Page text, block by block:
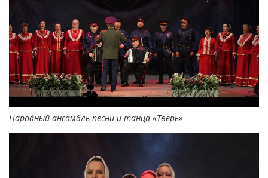
Народный ансамбль песни и танца «Тверь»